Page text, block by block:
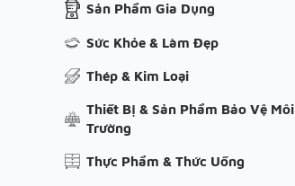
Sản Phẩm Gia Dụng
Sức Khỏe & Làm Đẹp
Thép & Kim Loại
Thiết Bị & Sản Phẩm Bảo Vệ Môi
Trường
Thực Phẩm & Thức Uống